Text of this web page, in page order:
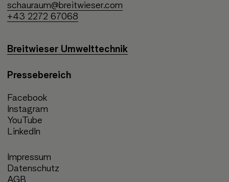
schauraum@breitwieser.com
+43 2272 67068
Breitwieser Umwelttechnik
Pressebereich
Facebook
Instagram
YouTube
LinkedIn
Impressum
Datenschutz
AGB